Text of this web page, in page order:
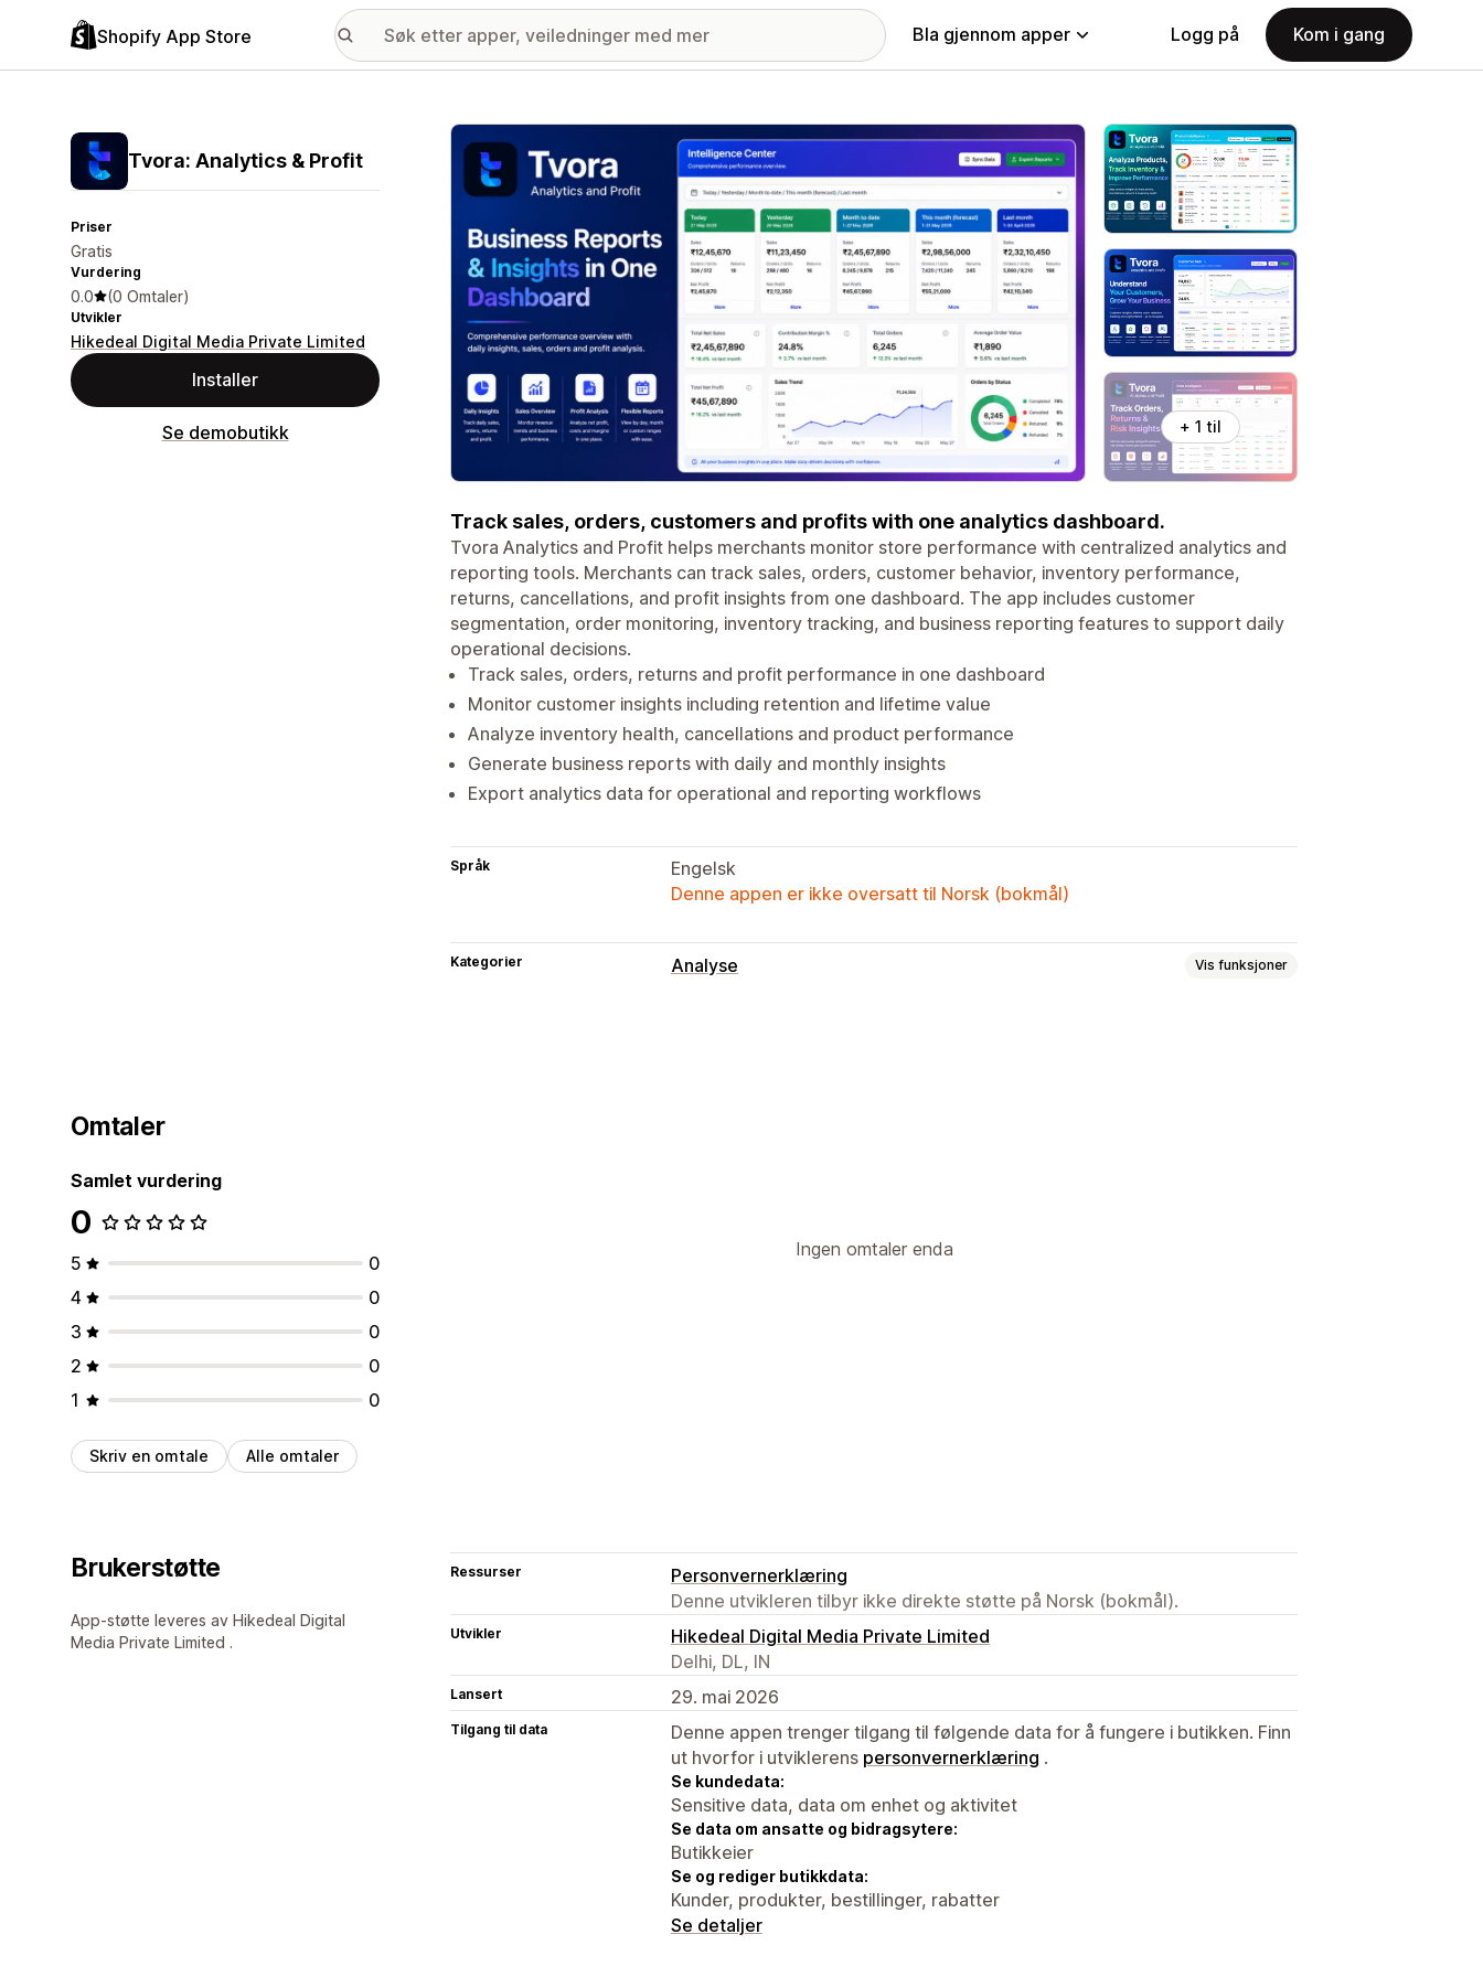
Shopify App Store Bla gjennom apper Logg på Kom i gang
Tvora: Analytics & Profit
Priser
Gratis
Vurdering
0.0 (0 Omtaler)
Utvikler
Hikedeal Digital Media Private Limited
Installer
Se demobutikk
Galleri med fremhevede bilder
+ 1 til
Track sales, orders, customers and profits with one analytics dashboard.
Tvora Analytics and Profit helps merchants monitor store performance with centralized analytics and
reporting tools. Merchants can track sales, orders, customer behavior, inventory performance,
returns, cancellations, and profit insights from one dashboard. The app includes customer
segmentation, order monitoring, inventory tracking, and business reporting features to support daily
operational decisions.
Track sales, orders, returns and profit performance in one dashboard
Monitor customer insights including retention and lifetime value
Analyze inventory health, cancellations and product performance
Generate business reports with daily and monthly insights
Export analytics data for operational and reporting workflows
Språk
Engelsk
Denne appen er ikke oversatt til Norsk (bokmål)
Kategorier Analyse Vis funksjoner
Analyse-instrumentbord Tilpassede instrumentbord
Omtaler
Samlet vurdering
0
5
0
4
0
3
0
2
0
1
0
Skriv en omtale Alle omtaler
Ingen omtaler enda
Brukerstøtte
App-støtte leveres av Hikedeal Digital
Media Private Limited .
Ressurser
Personvernerklæring
Denne utvikleren tilbyr ikke direkte støtte på Norsk (bokmål).
Utvikler
Hikedeal Digital Media Private Limited
Delhi, DL, IN
Lansert 29. mai 2026
Tilgang til data
Denne appen trenger tilgang til følgende data for å fungere i butikken. Finn
ut hvorfor i utviklerens personvernerklæring .
Se kundedata:
Sensitive data, data om enhet og aktivitet
Se data om ansatte og bidragsytere:
Butikkeier
Se og rediger butikkdata:
Kunder, produkter, bestillinger, rabatter
Se detaljer